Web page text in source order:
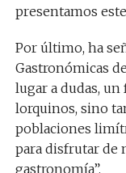
presentamos
Por último, ha
Gastronómicas
lugar a dudas,
lorquinos, sino
poblaciones
para disfrutar de
gastronomía”.